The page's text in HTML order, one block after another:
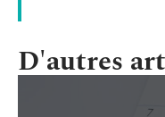
D'autres